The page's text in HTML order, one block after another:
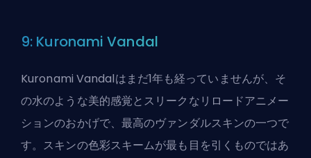
9: Kuronami Vandal
Kuronami Vandalはまだ1年も経っていませんが、そ
の水のような美的感覚とスリークなリロードアニメー
ションのおかげで、最高のヴァンダルスキンの一つで
す。スキンの色彩スキームが最も目を引くものではあ